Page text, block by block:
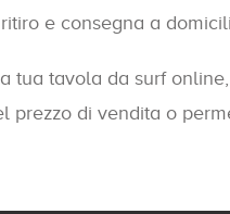
e consegna a
tua tavola da surf
prezzo di vendita o